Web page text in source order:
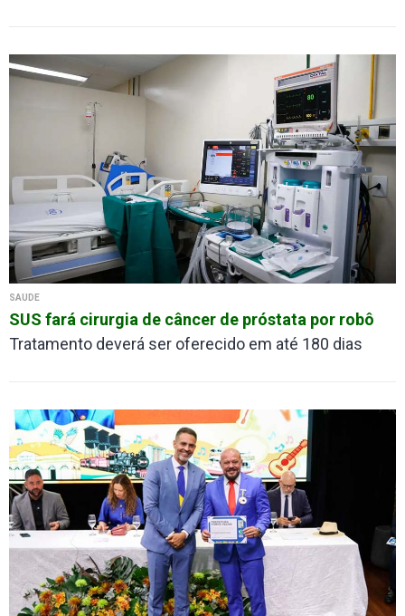
SAÚDE
SUS fará cirurgia de câncer de próstata por robô
Tratamento deverá ser oferecido em até 180 dias